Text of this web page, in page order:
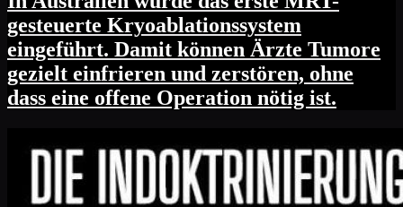
gesteuerte Kryoablationssystem
eingeführt. Damit können Ärzte Tumore
gezielt einfrieren und zerstören, ohne
dass eine offene Operation nötig ist.